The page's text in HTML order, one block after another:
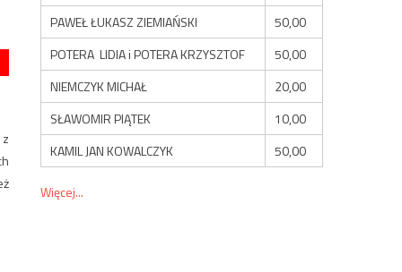
PAWEŁ ŁUKASZ ZIEMIAŃSKI
50,00
POTERA LIDIA i POTERA KRZYSZTOF
50,00
NIEMCZYK MICHAŁ
20,00
SŁAWOMIR PIĄTEK
10,00
KAMIL JAN KOWALCZYK
50,00
Więcej...